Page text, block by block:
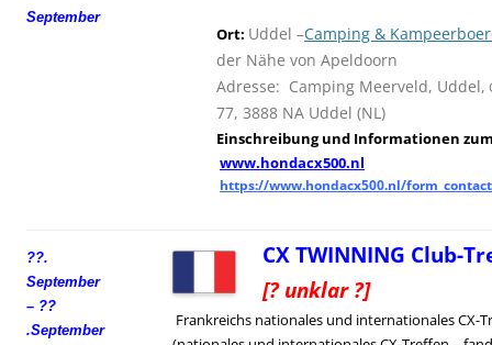
September
Ort: Uddel –Camping &
der Nähe von Apeldoorn
Adresse: Camping Meerveld, Uddel,
77, 3888 NA Uddel (NL)
Einschreibung und Informationen
www.hondacx500.nl
https://www.hondacx500.nl/
??.
September
– ??
.September
CX TWINNING Club-
[? unklar ?]
Frankreichs nationales und internationales CX-